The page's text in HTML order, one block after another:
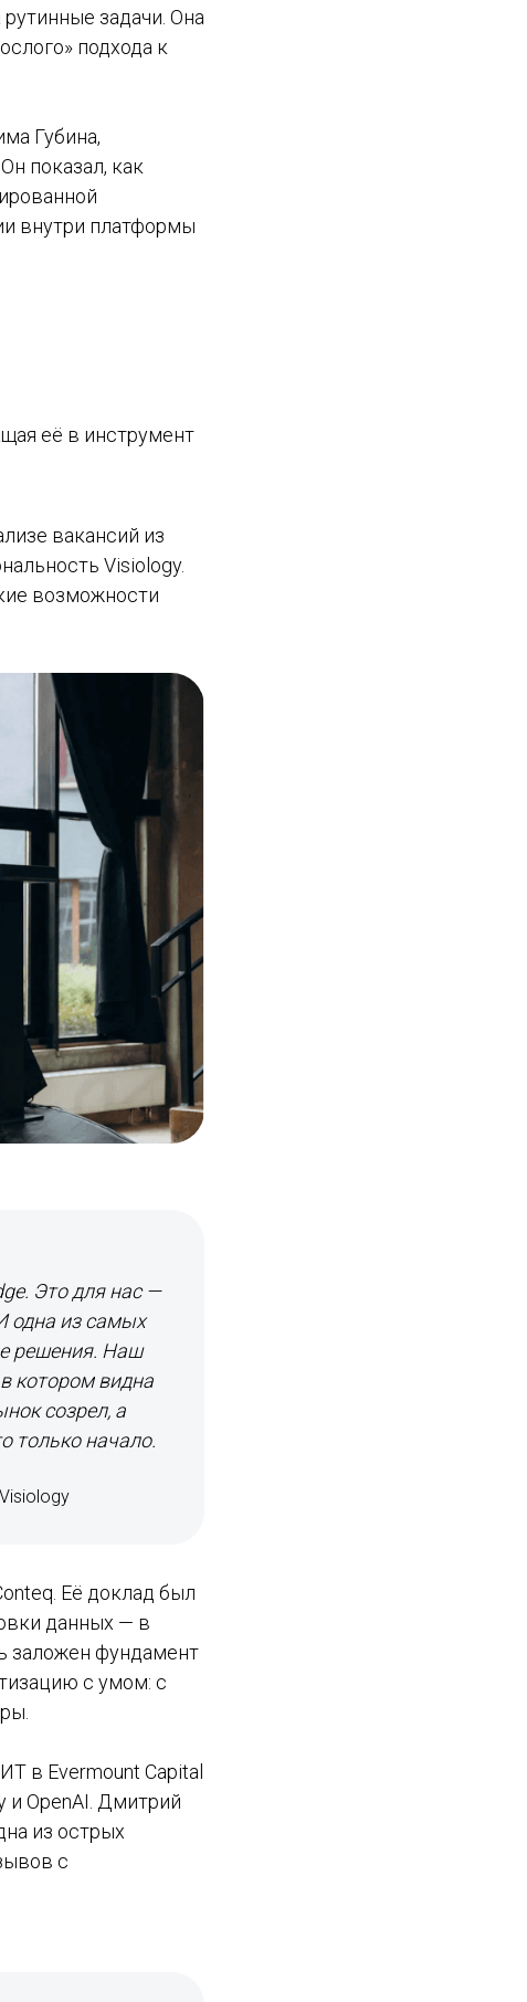
задачи. Она
подхода к
Губина,
показал, как
внутри платформы
её в инструмент
вакансий из
Visiology.
возможности
Это для нас —
одна из самых
решения. Наш
котором видна
созрел, а
только начало.
Её доклад был
данных — в
заложен фундамент
с умом: с
в Evermount Capital
и OpenAI. Дмитрий
из острых
с